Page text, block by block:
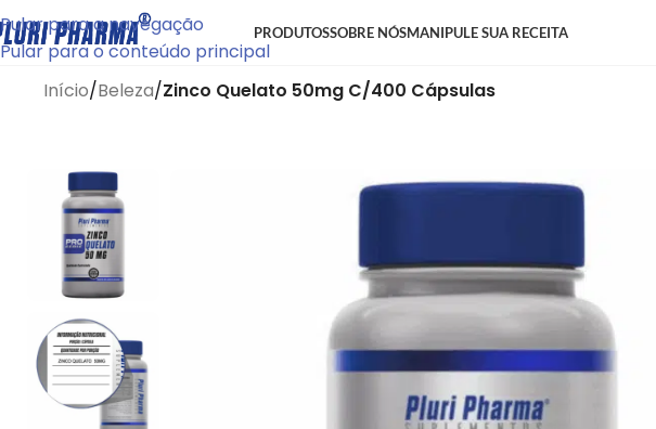
Pular para a navegação
Pular para o conteúdo principal
PRODUTOSSOBRE NÓSMANIPULE SUA RECEITA
Início/Beleza/Zinco Quelato 50mg C/400 Cápsulas